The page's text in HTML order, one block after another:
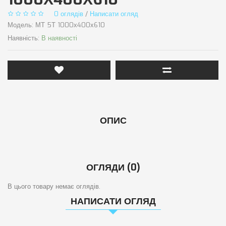
0 оглядів/ Написати огляд
Модель: МТ 5Т 1000х400х610
Наявність: В наявності
ОПИС
ОГЛЯДИ (0)
В цього товару немає оглядів.
НАПИСАТИ ОГЛЯД